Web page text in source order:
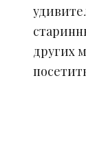
других